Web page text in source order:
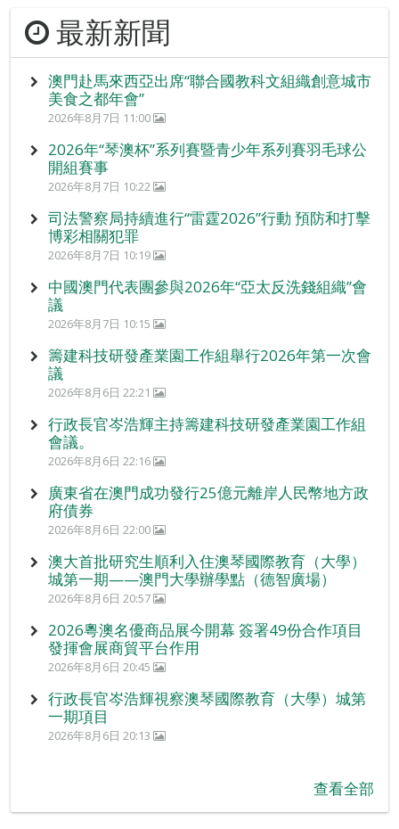
最新新聞
澳門赴馬來西亞出席“聯合國教科文組織創意城市
美食之都年會”
2026年8月7日 11:00
2026年“琴澳杯”系列賽暨青少年系列賽羽毛球公
開組賽事
2026年8月7日 10:22
司法警察局持續進行“雷霆2026”行動 預防和打擊
博彩相關犯罪
2026年8月7日 10:19
中國澳門代表團參與2026年“亞太反洗錢組織”會
議
2026年8月7日 10:15
籌建科技研發產業園工作組舉行2026年第一次會
議
2026年8月6日 22:21
行政長官岑浩輝主持籌建科技研發產業園工作組
會議。
2026年8月6日 22:16
廣東省在澳門成功發行25億元離岸人民幣地方政
府債券
2026年8月6日 22:00
澳大首批研究生順利入住澳琴國際教育（大學）
城第一期——澳門大學辦學點（德智廣場）
2026年8月6日 20:57
2026粵澳名優商品展今開幕 簽署49份合作項目
發揮會展商貿平台作用
2026年8月6日 20:45
行政長官岑浩輝視察澳琴國際教育（大學）城第
一期項目
2026年8月6日 20:13
查看全部